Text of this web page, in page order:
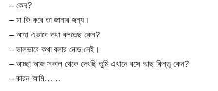
– কেন?
– মা কি করে তা জানার জন্য।
– আহা এভাবে কথা বলতেছ কেন?
– ভালভাবে কথা বলার মোড নেই।
– আচ্ছা আজ সকাল থেকে দেখছি তুমি এখানে বসে আছ কিন্তু কেন?
– কারন আমি……